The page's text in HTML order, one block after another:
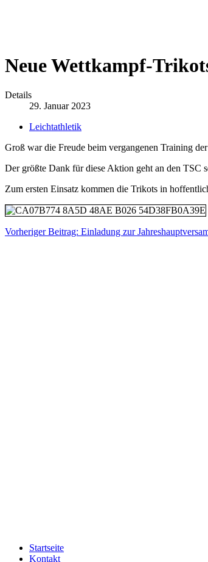
Neue Wettkampf-
Details
29. Januar 2023
Leichtathletik
Groß war die Freude beim vergangenen Training
Der größte Dank für diese Aktion geht an den TSC
Zum ersten Einsatz kommen die Trikots in
Vorheriger Beitrag: Einladung zur
Startseite
Kontakt